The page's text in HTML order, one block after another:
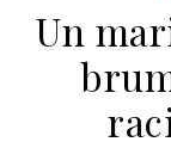
Un